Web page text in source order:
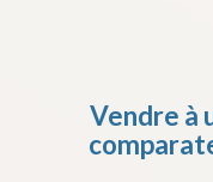
Vendre à